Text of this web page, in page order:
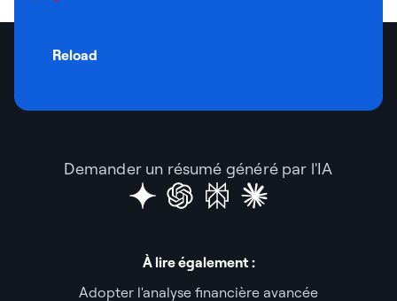
Reload
Demander un résumé généré par l'IA
À lire également :
Adopter l'analyse financière avancée